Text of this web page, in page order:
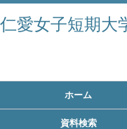
仁愛女子短期大
ホーム
資料検索